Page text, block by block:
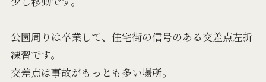
公園周りは卒業して、住宅街の信号のある交差点左折
練習です。
交差点は事故がもっとも多い場所。